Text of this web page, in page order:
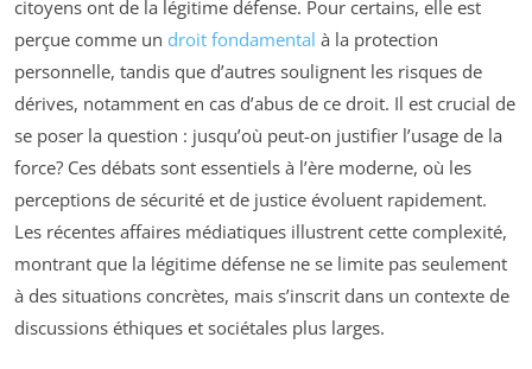
citoyens ont de la légitime défense. Pour certains, elle est
perçue comme un droit fondamental à la protection
personnelle, tandis que d’autres soulignent les risques de
dérives, notamment en cas d’abus de ce droit. Il est crucial de
se poser la question : jusqu’où peut-on justifier l’usage de la
force? Ces débats sont essentiels à l’ère moderne, où les
perceptions de sécurité et de justice évoluent rapidement.
Les récentes affaires médiatiques illustrent cette complexité,
montrant que la légitime défense ne se limite pas seulement
à des situations concrètes, mais s’inscrit dans un contexte de
discussions éthiques et sociétales plus larges.